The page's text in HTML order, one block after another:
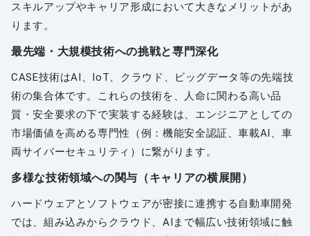
スキルアップやキャリア形成において大きなメリットがあ
ります。
最先端・大規模技術への挑戦と専門深化
CASE技術はAI、IoT、クラウド、ビッグデータ等の先端技
術の集合体です。これらの技術を、人命に関わる高い品
質・安全要求の下で実装する経験は、エンジニアとしての
市場価値を高める専門性（例：機能安全認証、車載AI、車
両サイバーセキュリティ）に繋がります。
多様な技術領域への関与（キャリアの横展開）
ハードウェアとソフトウェアが密接に連携する自動車開発
では、組み込みからクラウド、AIまで幅広い技術領域に触